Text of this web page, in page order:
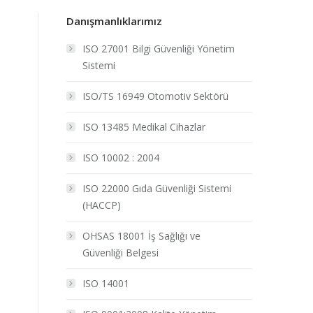
Danışmanlıklarımız
ISO 27001 Bilgi Güvenliği Yönetim
Sistemi
ISO/TS 16949 Otomotiv Sektörü
ISO 13485 Medikal Cihazlar
ISO 10002 : 2004
ISO 22000 Gıda Güvenliği Sistemi
(HACCP)
OHSAS 18001 İş Sağlığı ve
Güvenliği Belgesi
ISO 14001